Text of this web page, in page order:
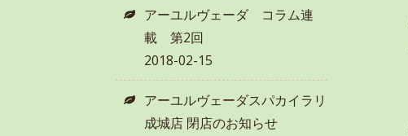
アーユルヴェーダ コラム連
載 第2回
2018-02-15
アーユルヴェーダスパカイラリ
成城店 閉店のお知らせ